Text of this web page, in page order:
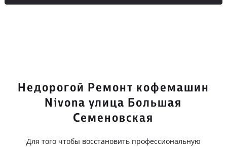
Недорогой Ремонт кофемашин
Nivona улица Большая
Семеновская
Для того чтобы восстановить профессиональную